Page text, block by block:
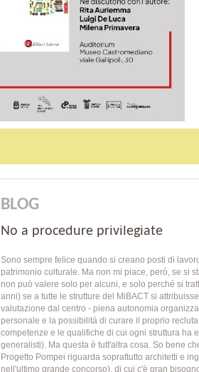
BLOG
No a procedure privilegiate
Sono sempre felice quando si creano posti di
patrimonio culturale. Ma non mi piace, però, se si
non può valere solo per alcuni, e solo perché si
anni) se a tutte le strutture del MiBACT si
valutazione dal centro - piena autonomia
personale e la possibilità di curare il proprio
competenze e le qualifiche di cui ogni struttura ha
generalisti). Ma questa è tutt'altra cosa. So bene
Progetto Pompei riguarda soprattutto architetti e
nell'ultimo grande concorso), di cui c'è gran